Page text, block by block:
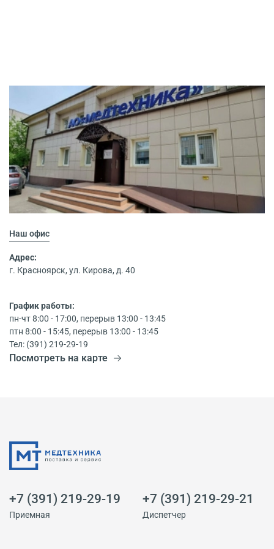
Наш офис
Адрес:
г. Красноярск, ул. Кирова, д. 40
График работы:
пн-чт 8:00 - 17:00, перерыв 13:00 - 13:45
птн 8:00 - 15:45, перерыв 13:00 - 13:45
Тел: (391) 219-29-19
Посмотреть на карте
+7 (391) 219-29-19
Приемная
+7 (391) 219-29-21
Диспетчер